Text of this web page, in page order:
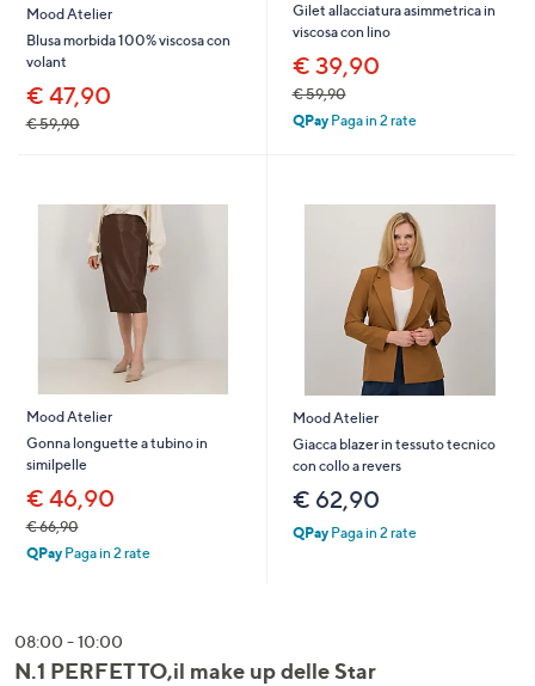
Mood Atelier
Blusa morbida 100% viscosa con
volant
€ 47,90
€ 59,90
Gilet allacciatura asimmetrica in
viscosa con lino
€ 39,90
€ 59,90
QPayPaga in 2 rate
Mood Atelier
Gonna longuette a tubino in
similpelle
€ 46,90
€ 66,90
QPayPaga in 2 rate
Mood Atelier
Giacca blazer in tessuto tecnico
con collo a revers
€ 62,90
QPayPaga in 2 rate
08:00 - 10:00
N.1 PERFETTO,il make up delle Star